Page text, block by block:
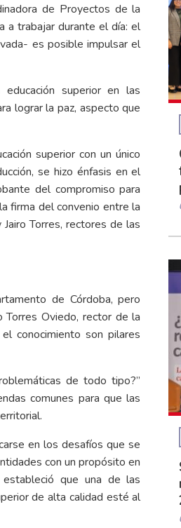
de Proyectos de la
a trabajar durante el día: el
es posible impulsar el
superior en las
lograr la paz, aspecto que
superior con un único
se hizo énfasis en el
del compromiso para
firma del convenio entre la
Torres, rectores de las
de Córdoba, pero
Torres Oviedo, rector de la
conocimiento son pilares
de todo tipo?”
comunes para que las
en los desafíos que se
con un propósito en
que una de las
de alta calidad esté al